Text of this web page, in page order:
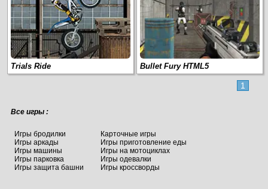
Trials Ride Bullet Fury HTML5
1
Все игры :
Игры бродилки
Игры аркады
Игры машины
Игры парковка
Игры защита башни
Карточные игры
Игры приготовление еды
Игры на мотоциклах
Игры одевалки
Игры кроссворды